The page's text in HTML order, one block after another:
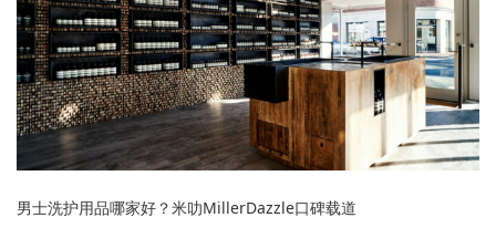
男士洗护用品哪家好？米叻MillerDazzle口碑载道